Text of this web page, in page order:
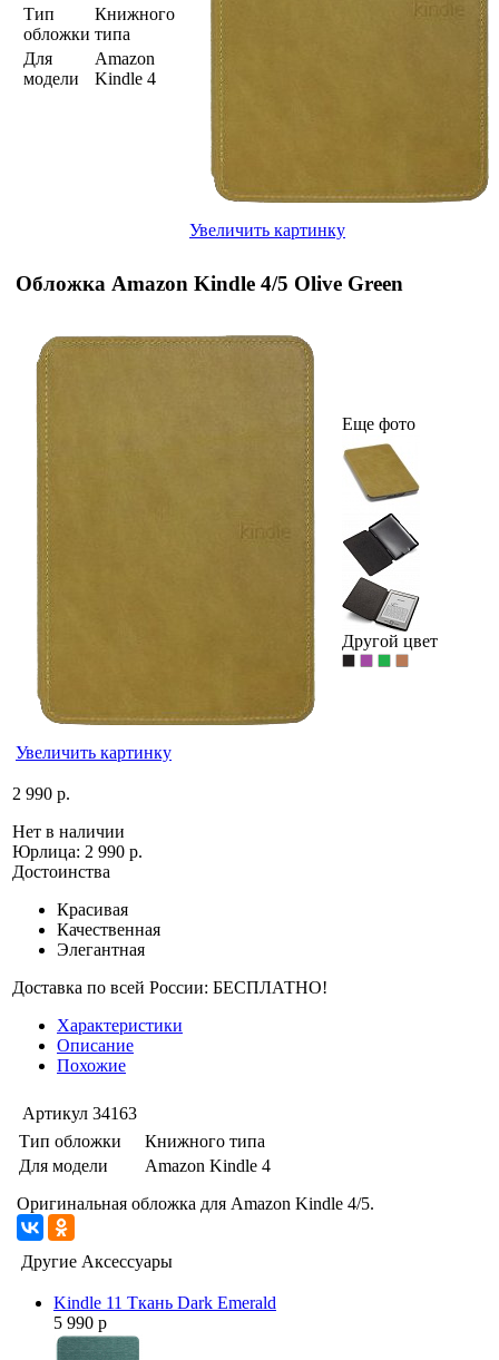
Тип
обложки
Книжного
типа
Для
модели
Amazon
Kindle 4
Увеличить картинку
Обложка Amazon Kindle 4/5 Olive Green
Увеличить картинку
Еще фото
Другой цвет
2 990 р.
Нет в наличии
Юрлица: 2 990 р.
Достоинства
Красивая
Качественная
Элегантная
Доставка по всей России: БЕСПЛАТНО!
Характеристики
Описание
Похожие
Артикул 34163
Тип обложки
Книжного типа
Для модели
Amazon Kindle 4
Оригинальная обложка для Amazon Kindle 4/5.
Другие Аксессуары
Kindle 11 Ткань Dark Emerald
5 990 р